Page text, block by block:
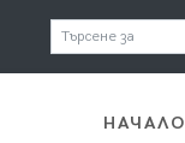
НАЧАЛО